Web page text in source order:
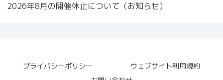
2026年8月の開催休止について（お知らせ）
プライバシーポリシー
ウェブサイト利用規約